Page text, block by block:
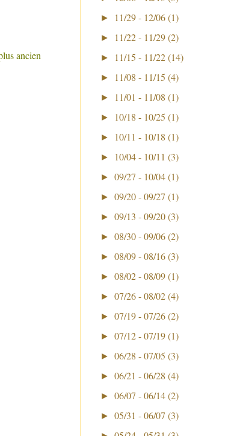
ancien
► 11/29 - 12/06 (1)
► 11/22 - 11/29 (2)
► 11/15 - 11/22 (14)
► 11/08 - 11/15 (4)
► 11/01 - 11/08 (1)
► 10/18 - 10/25 (1)
► 10/11 - 10/18 (1)
► 10/04 - 10/11 (3)
► 09/27 - 10/04 (1)
► 09/20 - 09/27 (1)
► 09/13 - 09/20 (3)
► 08/30 - 09/06 (2)
► 08/09 - 08/16 (3)
► 08/02 - 08/09 (1)
► 07/26 - 08/02 (4)
► 07/19 - 07/26 (2)
► 07/12 - 07/19 (1)
► 06/28 - 07/05 (3)
► 06/21 - 06/28 (4)
► 06/07 - 06/14 (2)
► 05/31 - 06/07 (3)